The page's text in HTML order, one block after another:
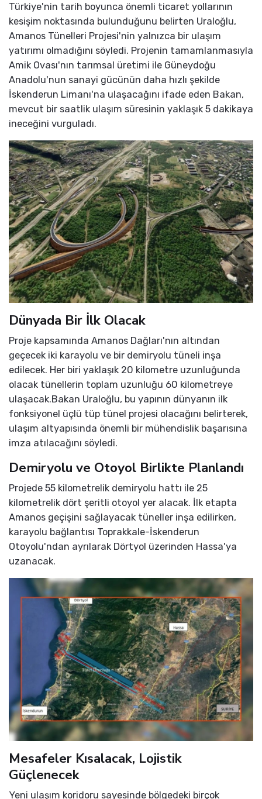
Türkiye'nin tarih boyunca önemli ticaret yollarının
kesişim noktasında bulunduğunu belirten Uraloğlu,
Amanos Tünelleri Projesi'nin yalnızca bir ulaşım
yatırımı olmadığını söyledi. Projenin tamamlanmasıyla
Amik Ovası'nın tarımsal üretimi ile Güneydoğu
Anadolu'nun sanayi gücünün daha hızlı şekilde
İskenderun Limanı'na ulaşacağını ifade eden Bakan,
mevcut bir saatlik ulaşım süresinin yaklaşık 5 dakikaya
ineceğini vurguladı.
Dünyada Bir İlk Olacak
Proje kapsamında Amanos Dağları'nın altından
geçecek iki karayolu ve bir demiryolu tüneli inşa
edilecek. Her biri yaklaşık 20 kilometre uzunluğunda
olacak tünellerin toplam uzunluğu 60 kilometreye
ulaşacak.Bakan Uraloğlu, bu yapının dünyanın ilk
fonksiyonel üçlü tüp tünel projesi olacağını belirterek,
ulaşım altyapısında önemli bir mühendislik başarısına
imza atılacağını söyledi.
Demiryolu ve Otoyol Birlikte Planlandı
Projede 55 kilometrelik demiryolu hattı ile 25
kilometrelik dört şeritli otoyol yer alacak. İlk etapta
Amanos geçişini sağlayacak tüneller inşa edilirken,
karayolu bağlantısı Toprakkale-İskenderun
Otoyolu'ndan ayrılarak Dörtyol üzerinden Hassa'ya
uzanacak.
Mesafeler Kısalacak, Lojistik
Güçlenecek
Yeni ulaşım koridoru sayesinde bölgedeki birçok